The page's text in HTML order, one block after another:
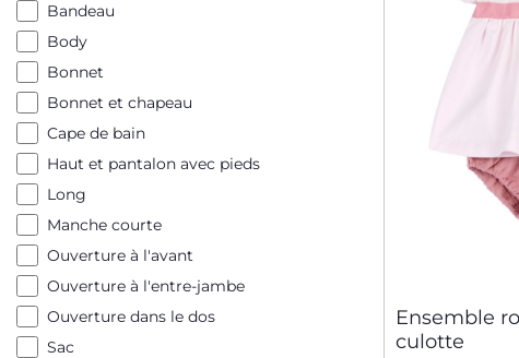
Bandeau
Body
Bonnet
Bonnet et chapeau
Cape de bain
Haut et pantalon avec pieds
Long
Manche courte
Ouverture à l'avant
Ouverture à l'entre-jambe
Ouverture dans le dos
Sac
Ensemble
culotte